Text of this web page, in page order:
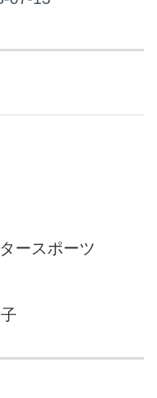
は私が通うジムのト
含めご紹介させて
ースポーツ